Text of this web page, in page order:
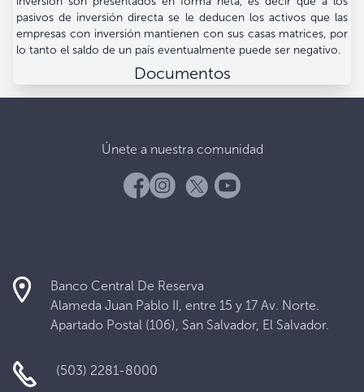
pasivos de inversión directa se le deducen los activos que las
empresas con inversión mantienen con sus casas matrices, por
lo tanto el saldo de un país eventualmente puede ser negativo.
Documentos
Banco Central De Reserva
Alameda Juan Pablo II, entre 15 y 17 Av. Norte.
Apartado Postal (106), San Salvador, El Salvador.
(503) 2281-8000
Únete a nuestra comunidad